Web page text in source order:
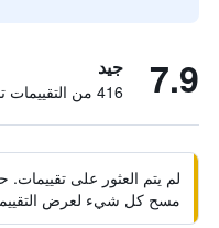
7.9 جيد
416 من التقييمات تم التحقق منها
لم يتم العثور على تقييمات.
مسح كل شيء لعرض